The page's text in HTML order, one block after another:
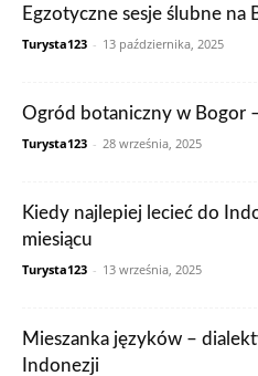
Egzotyczne sesje ślubne na
Turysta123 - 13 października, 2025
Ogród botaniczny w Bogor
Turysta123 - 28 września, 2025
Kiedy najlepiej lecieć do
miesiącu
Turysta123 - 13 września, 2025
Mieszanka języków –
Indonezji